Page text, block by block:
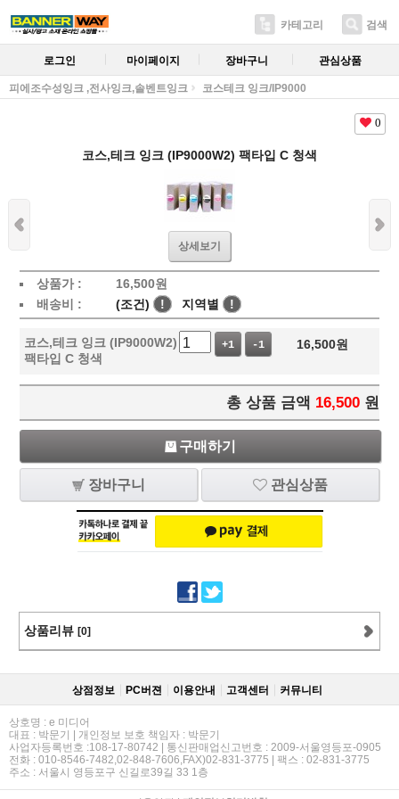
카테고리 검색
로그인 마이페이지 장바구니 관심상품
피에조수성잉크 ,전사잉크,솔벤트잉크 코스테크 잉크/IP9000
0
코스,테크 잉크 (IP9000W2) 팩타입 C 청색
상세보기
상품가 : 16,500원
배송비 :
(조건) ! 지역별 !
코스,테크 잉크 (IP9000W2)
팩타입 C 청색
+1 -1 16,500원
총 상품 금액 16,500 원
구매하기
장바구니 관심상품
상품리뷰 [0]
상점정보 PC버젼 이용안내 고객센터 커뮤니티
상호명 : e 미디어
대표 : 박문기 | 개인정보 보호 책임자 : 박문기
사업자등록번호 :108-17-80742 | 통신판매업신고번호 : 2009-서울영등포-0905
전화 : 010-8546-7482,02-848-7606,FAX)02-831-3775 | 팩스 : 02-831-3775
주소 : 서울시 영등포구 신길로39길 33 1층